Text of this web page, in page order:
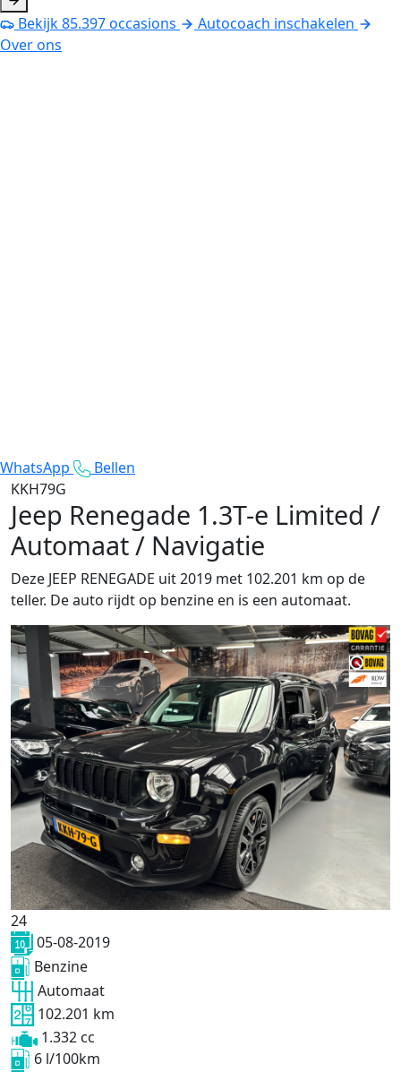
Bekijk85.397occasions
Autocoach inschakelen
Over ons
WhatsApp
Bellen
KKH79G
Jeep Renegade 1.3T-e Limited /
Automaat / Navigatie
Deze JEEP RENEGADE uit 2019 met 102.201 km op de
teller. De auto rijdt op benzine en is een automaat.
24
05-08-2019
Benzine
Automaat
102.201 km
1.332 cc
6 l/100km